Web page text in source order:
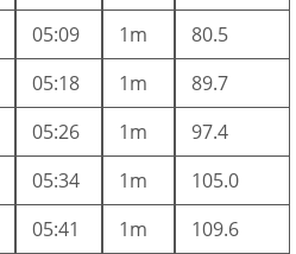
05:09 1m
80.5
05:18 1m
89.7
05:26 1m
97.4
05:34 1m
105.0
05:41 1m
109.6